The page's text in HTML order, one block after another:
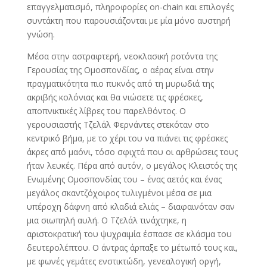
επαγγελματισμό, πληροφορίες on-chain και επιλογές
συντάκτη που παρουσιάζονται με μία μόνο αυστηρή
γνώση.
Μέσα στην αστραφτερή, νεοκλασική ροτόντα της
Γερουσίας της Ομοσπονδίας, ο αέρας είναι στην
πραγματικότητα πιο πυκνός από τη μυρωδιά της
ακριβής κολόνιας και θα νιώσετε τις φρέσκες,
αποπνικτικές λίβρες του παρελθόντος. Ο
γερουσιαστής Τζελάλ Φερνάντες στεκόταν στο
κεντρικό βήμα, με το χέρι του να πιάνει τις φρέσκες
άκρες από μαόνι, τόσο σφιχτά που οι αρθρώσεις τους
ήταν λευκές. Πέρα από αυτόν, ο μεγάλος Κλειστός της
Ενωμένης Ομοσπονδίας του – ένας αετός και ένας
μεγάλος σκαντζόχοιρος τυλιγμένοι μέσα σε μια
υπέροχη δάφνη από κλαδιά ελιάς – διαφαινόταν σαν
μια σιωπηλή αυλή. Ο Τζελάλ τινάχτηκε, η
αριστοκρατική του ψυχραιμία έσπασε σε κλάσμα του
δευτερολέπτου. Ο άντρας άρπαξε το μέτωπό τους και,
με φωνές γεμάτες ενστικτώδη, γενεαλογική οργή,